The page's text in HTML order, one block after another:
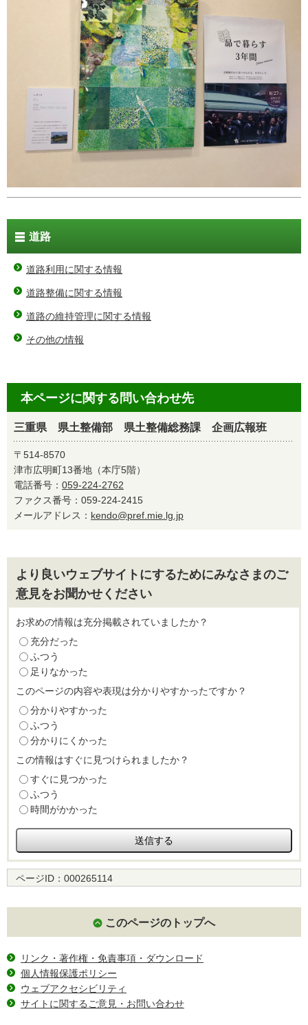
道路
道路利用に関する情報
道路整備に関する情報
道路の維持管理に関する情報
その他の情報
本ページに関する問い合わせ先
三重県 県土整備部 県土整備総務課 企画広報班
〒514-8570
津市広明町13番地（本庁5階）
電話番号： 059-224-2762
ファクス番号：059-224-2415
メールアドレス： kendo@pref.mie.lg.jp
より良いウェブサイトにするためにみなさまのご
意見をお聞かせください
お求めの情報は充分掲載されていましたか？
充分だった
ふつう
足りなかった
このページの内容や表現は分かりやすかったですか？
分かりやすかった
ふつう
分かりにくかった
この情報はすぐに見つけられましたか？
すぐに見つかった
ふつう
時間がかかった
ページID： 000265114
このページのトップへ
リンク・著作権・免責事項・ダウンロード
個人情報保護ポリシー
ウェブアクセシビリティ
サイトに関するご意見・お問い合わせ